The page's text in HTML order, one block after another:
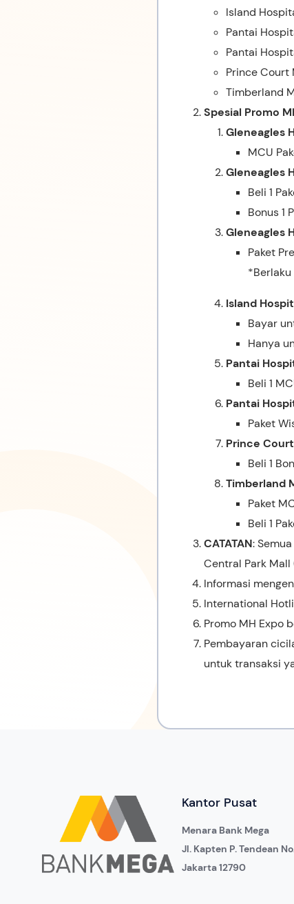
Island
Pantai
Pantai
Prince Court
Timberland
Spesial Promo
Gleneagles
MCU
Gleneagles
Beli 1
Bonus 1
Gleneagles
Paket
*Berlaku
Island
Bayar
Hanya
Pantai
Beli 1
Pantai
Paket
Prince
Beli 1
Timberland
Paket
Beli 1
CATATAN:
Central Park Mall
Informasi
International
Promo MH Expo
Pembayaran
untuk transaksi
Kantor Pusat
Menara Bank Mega
Jl. Kapten P. Tendean
Jakarta 12790